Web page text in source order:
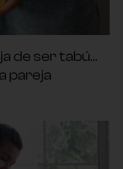
de ser tabú…
pareja